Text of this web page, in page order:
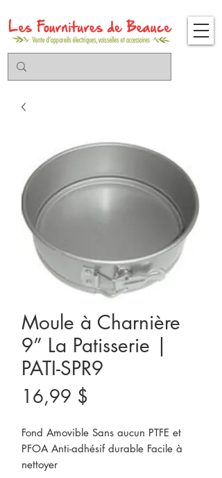
Moule à Charnière
9” La Patisserie |
PATI-SPR9
16,99 $
Fond Amovible Sans aucun PTFE et
PFOA Anti-adhésif durable Facile à
nettoyer